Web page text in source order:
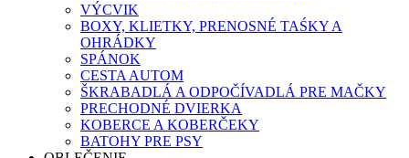
VÝCVIK
BOXY, KLIETKY, PRENOSNÉ TAŚKY A
OHRÁDKY
SPÁNOK
CESTA AUTOM
ŠKRABADLÁ A ODPOČÍVADLÁ PRE MAČKY
PRECHODNÉ DVIERKA
KOBERCE A KOBERČEKY
BATOHY PRE PSY